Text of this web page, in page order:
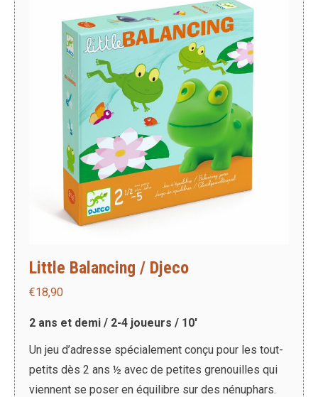
Little Balancing / Djeco
€18,90
2 ans et demi / 2-4 joueurs / 10′
Un jeu d’adresse spécialement conçu pour les tout-
petits dès 2 ans ½ avec de petites grenouilles qui
viennent se poser en équilibre sur des nénuphars.